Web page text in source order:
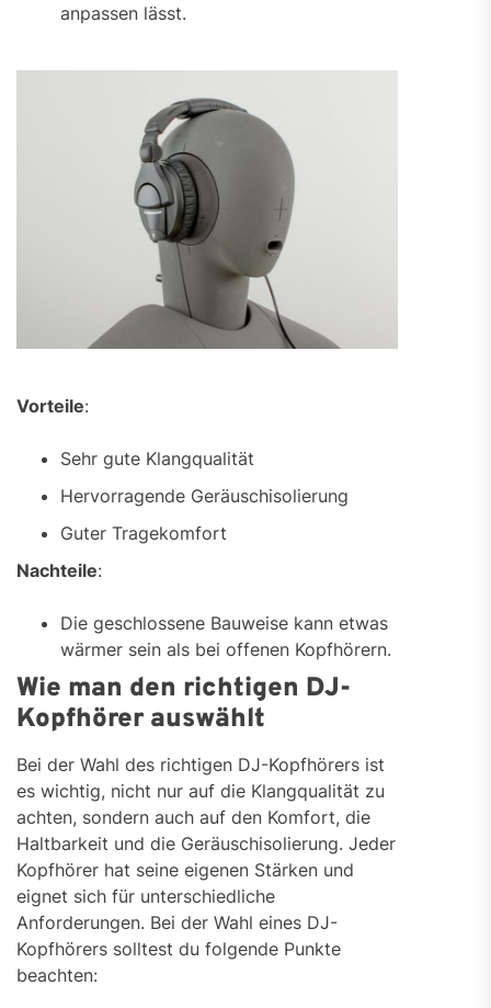
anpassen lässt.
Vorteile:
Sehr gute Klangqualität
Hervorragende Geräuschisolierung
Guter Tragekomfort
Nachteile:
Die geschlossene Bauweise kann etwas
wärmer sein als bei offenen Kopfhörern.
Wie man den richtigen DJ-
Kopfhörer auswählt
Bei der Wahl des richtigen DJ-Kopfhörers ist
es wichtig, nicht nur auf die Klangqualität zu
achten, sondern auch auf den Komfort, die
Haltbarkeit und die Geräuschisolierung. Jeder
Kopfhörer hat seine eigenen Stärken und
eignet sich für unterschiedliche
Anforderungen. Bei der Wahl eines DJ-
Kopfhörers solltest du folgende Punkte
beachten: